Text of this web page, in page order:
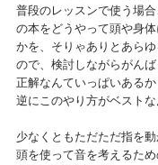
普段のレッスンで使う場
の本をどうやって頭や身
かを、そりゃありとあら
ので、検討しながらがんば
正解なんていっぱいあるか
逆にこのやり方がベスト
少なくともただただ指を動
頭を使って音を考えるた